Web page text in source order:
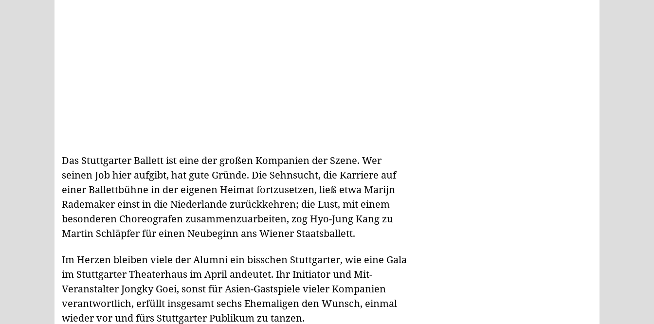
Das Stuttgarter Ballett ist eine der großen Kompanien der Szene. Wer
seinen Job hier aufgibt, hat gute Gründe. Die Sehnsucht, die Karriere auf
einer Ballettbühne in der eigenen Heimat fortzusetzen, ließ etwa Marijn
Rademaker einst in die Niederlande zurückkehren; die Lust, mit einem
besonderen Choreografen zusammenzuarbeiten, zog Hyo-Jung Kang zu
Martin Schläpfer für einen Neubeginn ans Wiener Staatsballett.
Im Herzen bleiben viele der Alumni ein bisschen Stuttgarter, wie eine Gala
im Stuttgarter Theaterhaus im April andeutet. Ihr Initiator und Mit-
Veranstalter Jongky Goei, sonst für Asien-Gastspiele vieler Kompanien
verantwortlich, erfüllt insgesamt sechs Ehemaligen den Wunsch, einmal
wieder vor und fürs Stuttgarter Publikum zu tanzen.